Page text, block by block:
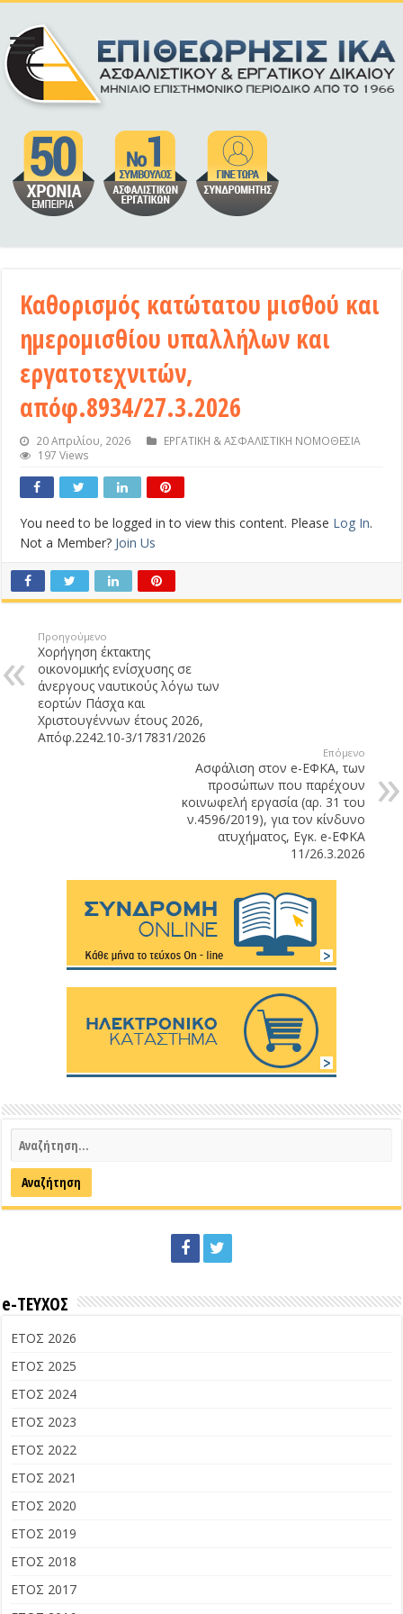
Καθορισμός κατώτατου μισθού και
ημερομισθίου υπαλλήλων και
εργατοτεχνιτών,
απόφ.8934/27.3.2026
20 Απριλίου, 2026
ΕΡΓΑΤΙΚΗ & ΑΣΦΑΛΙΣΤΙΚΗ ΝΟΜΟΘΕΣΙΑ
197 Views
You need to be logged in to view this content. Please Log In.
Not a Member? Join Us
Προηγούμενο
Χορήγηση έκτακτης
οικονομικής ενίσχυσης σε
άνεργους ναυτικούς λόγω των
εορτών Πάσχα και
Χριστουγέννων έτους 2026,
Απόφ.2242.10-3/17831/2026
Επόμενο
Ασφάλιση στον e-ΕΦΚΑ, των
προσώπων που παρέχουν
κοινωφελή εργασία (αρ. 31 του
ν.4596/2019), για τον κίνδυνο
ατυχήματος, Εγκ. e-ΕΦΚΑ
11/26.3.2026
e-ΤΕΥΧΟΣ
ΕΤΟΣ 2026
ΕΤΟΣ 2025
ΕΤΟΣ 2024
ΕΤΟΣ 2023
ΕΤΟΣ 2022
ΕΤΟΣ 2021
ΕΤΟΣ 2020
ΕΤΟΣ 2019
ΕΤΟΣ 2018
ΕΤΟΣ 2017